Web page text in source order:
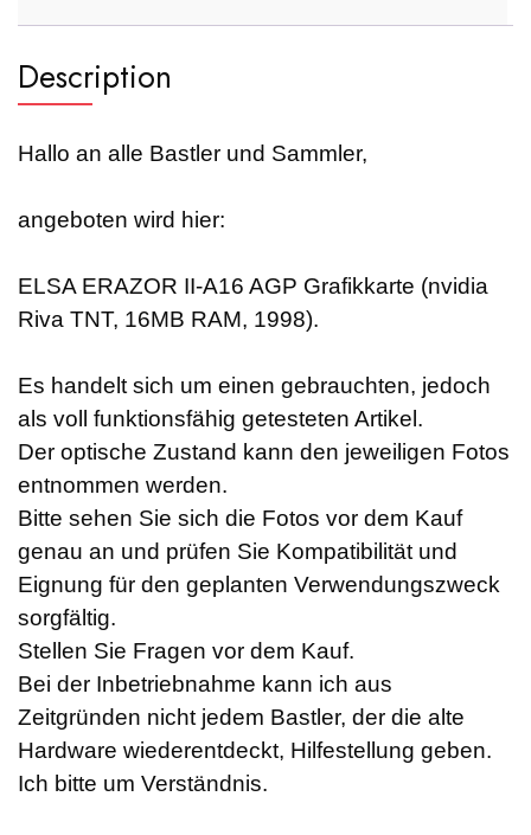
Description
Hallo an alle Bastler und Sammler,
angeboten wird hier:
ELSA ERAZOR II-A16 AGP Grafikkarte (nvidia
Riva TNT, 16MB RAM, 1998).
Es handelt sich um einen gebrauchten, jedoch
als voll funktionsfähig getesteten Artikel.
Der optische Zustand kann den jeweiligen Fotos
entnommen werden.
Bitte sehen Sie sich die Fotos vor dem Kauf
genau an und prüfen Sie Kompatibilität und
Eignung für den geplanten Verwendungszweck
sorgfältig.
Stellen Sie Fragen vor dem Kauf.
Bei der Inbetriebnahme kann ich aus
Zeitgründen nicht jedem Bastler, der die alte
Hardware wiederentdeckt, Hilfestellung geben.
Ich bitte um Verständnis.